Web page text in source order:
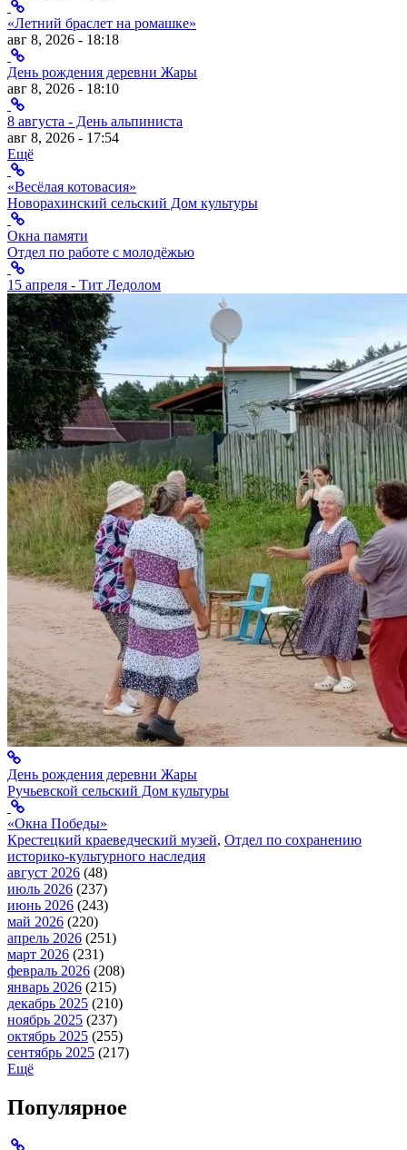
«Летний браслет на ромашке»
авг 8, 2026 - 18:18
День рождения деревни Жары
авг 8, 2026 - 18:10
8 августа - День альпиниста
авг 8, 2026 - 17:54
Ещё
«Весёлая котовасия»
Новорахинский сельский Дом культуры
Окна памяти
Отдел по работе с молодёжью
15 апреля - Тит Ледолом
День рождения деревни Жары
Ручьевской сельский Дом культуры
«Окна Победы»
Крестецкий краеведческий музей, Отдел по сохранению
историко-культурного наследия
август 2026 (48)
июль 2026 (237)
июнь 2026 (243)
май 2026 (220)
апрель 2026 (251)
март 2026 (231)
февраль 2026 (208)
январь 2026 (215)
декабрь 2025 (210)
ноябрь 2025 (237)
октябрь 2025 (255)
сентябрь 2025 (217)
Ещё
Популярное